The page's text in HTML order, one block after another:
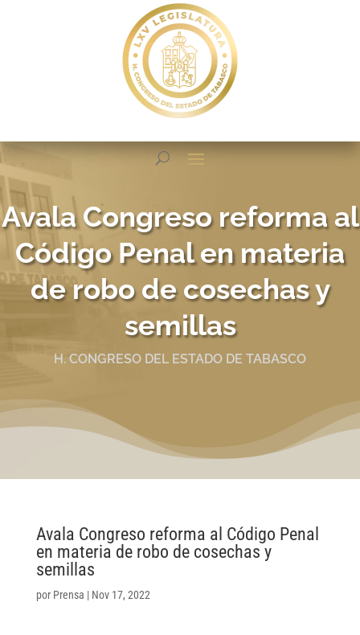
Avala Congreso reforma al
Código Penal en materia
de robo de cosechas y
semillas
H. CONGRESO DEL ESTADO DE TABASCO
Avala Congreso reforma al Código Penal
en materia de robo de cosechas y
semillas
por Prensa | Nov 17, 2022